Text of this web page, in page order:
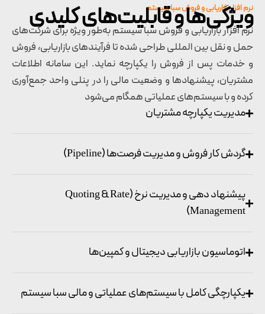
نرم‌ افزار بازاریابی و فروش سبا سیستم
ویژگی‌ها و قابلیت‌های کلیدی
نرم‌ افزار بازاریابی و فروش سبا سیستم به‌طور ویژه برای شرکت‌های
حمل ‌و نقل بین المللی طراحی شده تا فرآیندهای بازاریابی، فروش
و خدمات پس از فروش را یکپارچه نماید. این سامانه اطلاعات
مشتریان، پیشنهادها و وضعیت مالی را در پنلی واحد جمع‌آوری
کرده و با سیستم‌های عملیاتی همگام می‌شود
مدیریت یکپارچه مشتریان
گردش کار فروش و مدیریت فرصت‌ها (Pipeline)
پیشنهاد دهی و مدیریت نرخ (Quoting & Rate
Management)
اتوماسیون بازاریابی دیجیتال و کمپین‌ها
یکپارچگی کامل با سیستم‌های عملیاتی و مالی سبا سیستم